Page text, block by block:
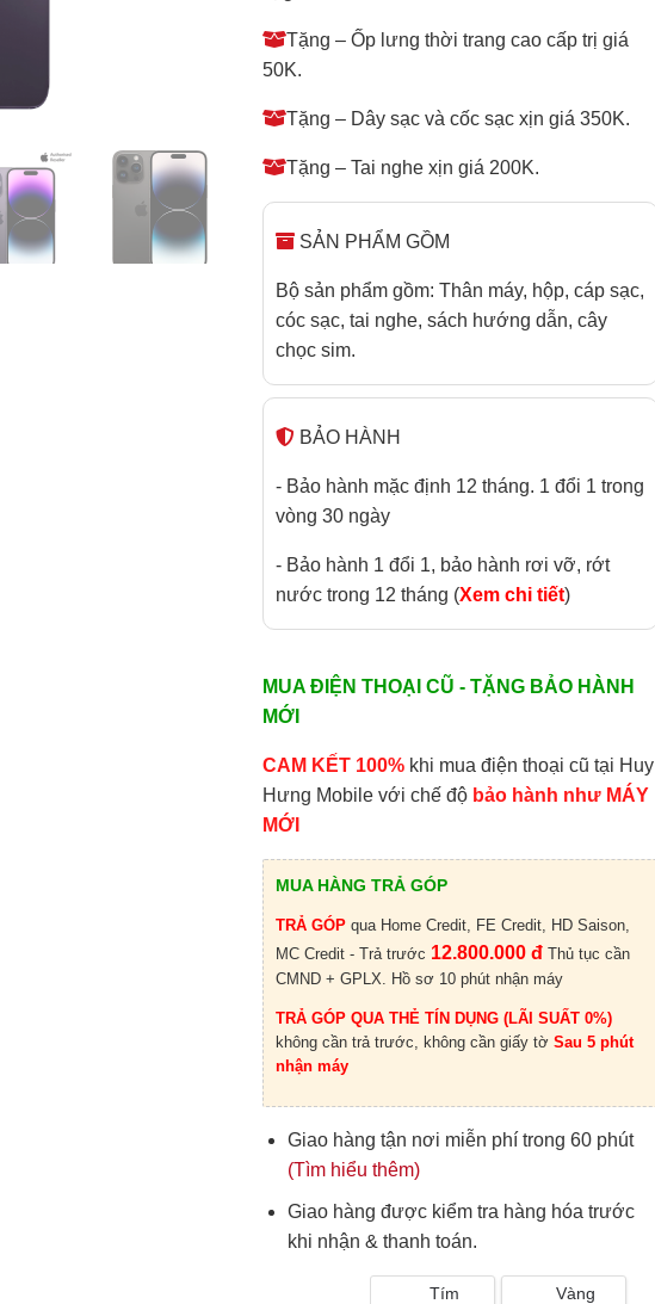
Tặng – Ốp lưng thời trang cao cấp trị giá
50K.
Tặng – Dây sạc và cốc sạc xịn giá 350K.
Tặng – Tai nghe xịn giá 200K.
SẢN PHẨM GỒM
Bộ sản phẩm gồm: Thân máy, hộp, cáp sạc,
cóc sạc, tai nghe, sách hướng dẫn, cây
chọc sim.
BẢO HÀNH
- Bảo hành mặc định 12 tháng. 1 đổi 1 trong
vòng 30 ngày
- Bảo hành 1 đổi 1, bảo hành rơi vỡ, rớt
nước trong 12 tháng (Xem chi tiết)
MUA ĐIỆN THOẠI CŨ - TẶNG BẢO HÀNH
MỚI
CAM KẾT 100%khi mua điện thoại cũ tại Huy
Hưng Mobile với chế độ bảo hành như MÁY
MỚI
MUA HÀNG TRẢ GÓP
TRẢ GÓPqua Home Credit, FE Credit, HD Saison,
MC Credit - Trả trước 12.800.000 đThủ tục cần
CMND + GPLX. Hồ sơ 10 phút nhận máy
TRẢ GÓP QUA THẺ TÍN DỤNG (LÃI SUẤT 0%)
không cần trả trước, không cần giấy tờ Sau 5 phút
nhận máy
Giao hàng tận nơi miễn phí trong 60 phút
(Tìm hiểu thêm)
Giao hàng được kiểm tra hàng hóa trước
khi nhận & thanh toán.
Tím
Vàng